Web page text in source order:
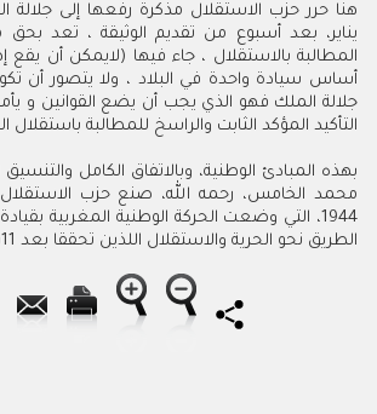
يناير، بعد أسبوع من تقديم الوثيقة ، تعد بحق
المطالبة بالاستقلال ، جاء فيها (لايمكن أن
أساس سيادة واحدة في البلاد ، ولا يتصور أن
جلالة الملك فهو الذي يجب أن يضع القوانين و
التأكيد المؤكد الثابت والراسخ للمطالبة باستقلال
بهذه المبادئ الوطنية، وبالاتفاق الكامل
1944، التي وضعت الحركة الوطنية المغربية
الطريق نحو الحرية والاستقلال اللذين تحققا بعد 11سنة.